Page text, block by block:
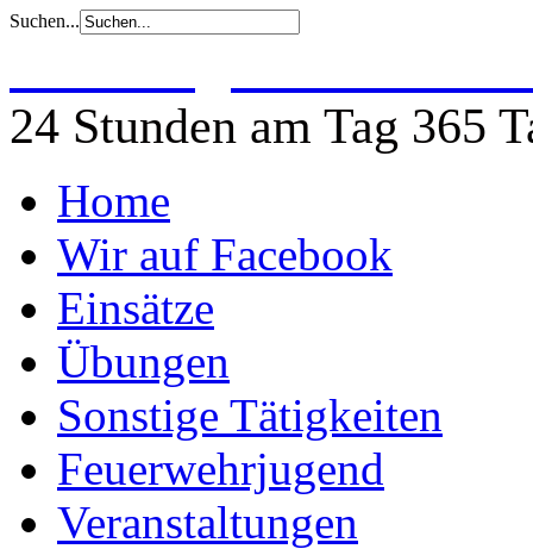
Suchen...
24 Stunden am Tag 365
Home
Wir auf Facebook
Einsätze
Übungen
Sonstige Tätigkeiten
Feuerwehrjugend
Veranstaltungen